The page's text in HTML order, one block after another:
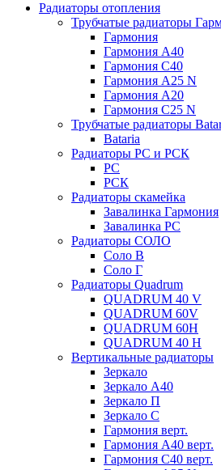
Радиаторы отопления
Трубчатые радиаторы
Гармония
Гармония А40
Гармония С40
Гармония А25 N
Гармония А20
Гармония С25 N
Трубчатые радиаторы
Bataria
Радиаторы РС и РСК
РС
РСК
Радиаторы скамейка
Завалинка Гармония
Завалинка РС
Радиаторы СОЛО
Соло В
Соло Г
Радиаторы Quadrum
QUADRUM 40 V
QUADRUM 60V
QUADRUM 60H
QUADRUM 40 H
Вертикальные радиаторы
Зеркало
Зеркало А40
Зеркало П
Зеркало С
Гармония верт.
Гармония А40 верт.
Гармония С40 верт.